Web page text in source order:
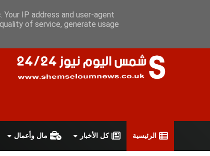
سياسة الخصوصية اتفاقية الاستخدام
الرئيسية كل الأخبار مال وأعمال
IP address and user-agent
of service, generate usage